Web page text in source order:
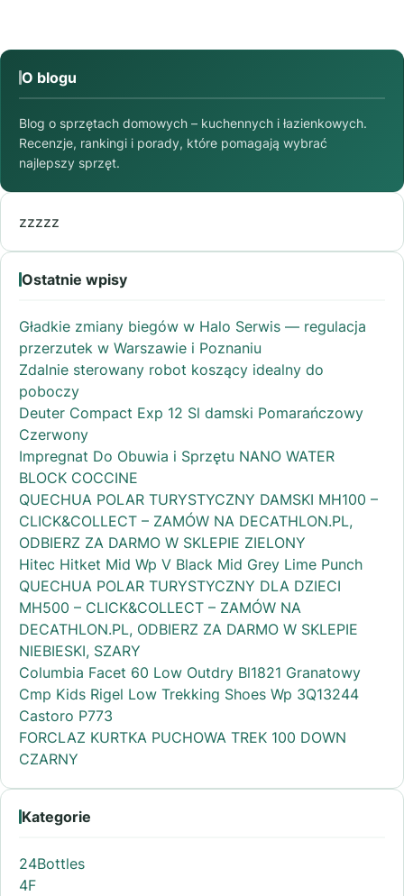
O blogu
Blog o sprzętach domowych – kuchennych i łazienkowych.
Recenzje, rankingi i porady, które pomagają wybrać
najlepszy sprzęt.
zzzzz
Ostatnie wpisy
Gładkie zmiany biegów w Halo Serwis — regulacja
przerzutek w Warszawie i Poznaniu
Zdalnie sterowany robot koszący idealny do
poboczy
Deuter Compact Exp 12 Sl damski Pomarańczowy
Czerwony
Impregnat Do Obuwia i Sprzętu NANO WATER
BLOCK COCCINE
QUECHUA POLAR TURYSTYCZNY DAMSKI MH100 –
CLICK&COLLECT – ZAMÓW NA DECATHLON.PL,
ODBIERZ ZA DARMO W SKLEPIE ZIELONY
Hitec Hitket Mid Wp V Black Mid Grey Lime Punch
QUECHUA POLAR TURYSTYCZNY DLA DZIECI
MH500 – CLICK&COLLECT – ZAMÓW NA
DECATHLON.PL, ODBIERZ ZA DARMO W SKLEPIE
NIEBIESKI, SZARY
Columbia Facet 60 Low Outdry Bl1821 Granatowy
Cmp Kids Rigel Low Trekking Shoes Wp 3Q13244
Castoro P773
FORCLAZ KURTKA PUCHOWA TREK 100 DOWN
CZARNY
Kategorie
24Bottles
4F